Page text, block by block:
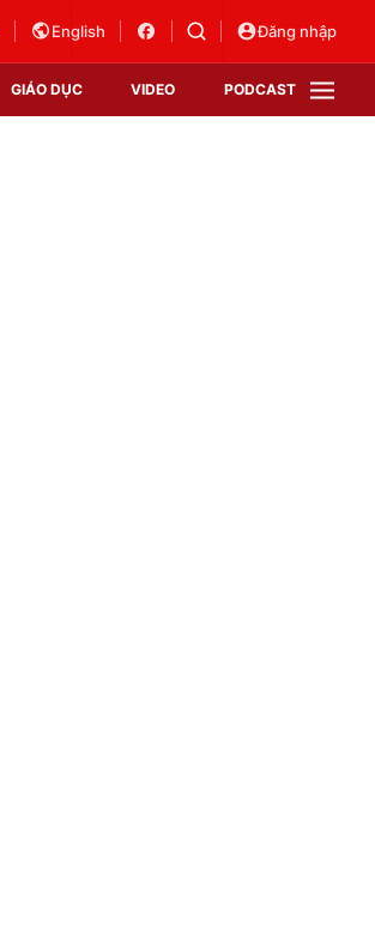
English Đăng nhập
GIÁO DỤC VIDEO PODCAST